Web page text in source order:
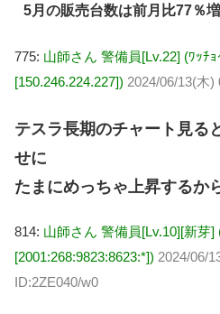
5月の販売台数は前月比77％増
775: 山師さん 警備員[Lv.22] (ﾜｯﾁ
[150.246.224.227]) 2024/06/13(木
テスラ長期のチャート見る
せに
たまにめっちゃ上昇するか
814: 山師さん 警備員[Lv.10][新芽]
[2001:268:9823:8623:*]) 2024/06/
ID:2ZE040/w0